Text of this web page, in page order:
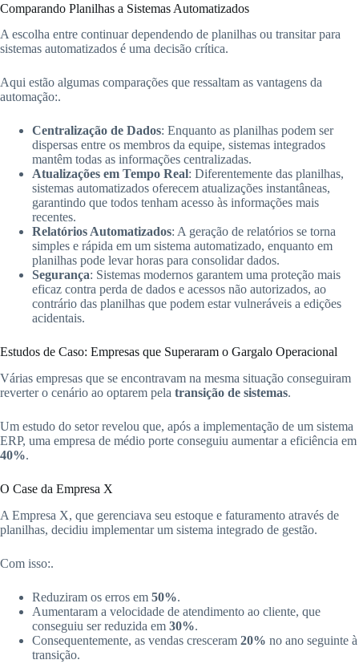
Comparando Planilhas a Sistemas Automatizados
A escolha entre continuar dependendo de planilhas ou transitar para
sistemas automatizados é uma decisão crítica.
Aqui estão algumas comparações que ressaltam as vantagens da
automação:.
Centralização de Dados: Enquanto as planilhas podem ser
dispersas entre os membros da equipe, sistemas integrados
mantêm todas as informações centralizadas.
Atualizações em Tempo Real: Diferentemente das planilhas,
sistemas automatizados oferecem atualizações instantâneas,
garantindo que todos tenham acesso às informações mais
recentes.
Relatórios Automatizados: A geração de relatórios se torna
simples e rápida em um sistema automatizado, enquanto em
planilhas pode levar horas para consolidar dados.
Segurança: Sistemas modernos garantem uma proteção mais
eficaz contra perda de dados e acessos não autorizados, ao
contrário das planilhas que podem estar vulneráveis a edições
acidentais.
Estudos de Caso: Empresas que Superaram o Gargalo Operacional
Várias empresas que se encontravam na mesma situação conseguiram
reverter o cenário ao optarem pela transição de sistemas.
Um estudo do setor revelou que, após a implementação de um sistema
ERP, uma empresa de médio porte conseguiu aumentar a eficiência em
40%.
O Case da Empresa X
A Empresa X, que gerenciava seu estoque e faturamento através de
planilhas, decidiu implementar um sistema integrado de gestão.
Com isso:.
Reduziram os erros em 50%.
Aumentaram a velocidade de atendimento ao cliente, que
conseguiu ser reduzida em 30%.
Consequentemente, as vendas cresceram 20% no ano seguinte à
transição.